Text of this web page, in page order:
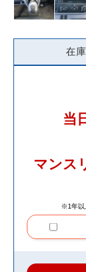
在
当
マン
※1年以